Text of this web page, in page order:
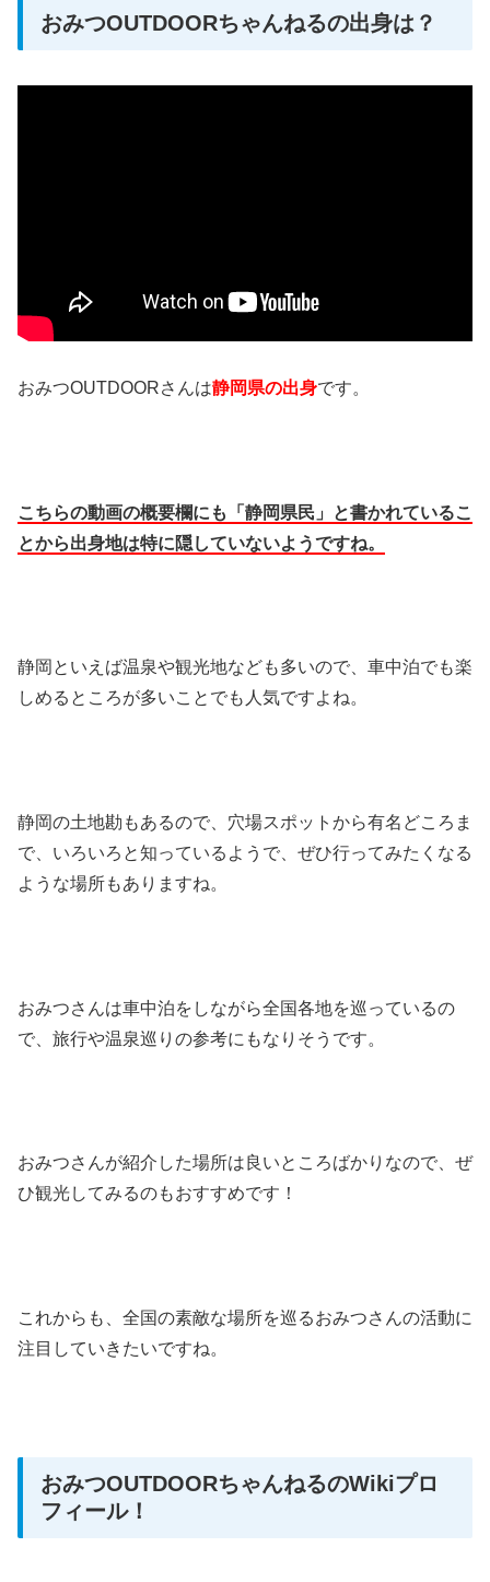
おみつOUTDOORちゃんねるの出身は？
おみつOUTDOORさんは静岡県の出身です。
こちらの動画の概要欄にも「静岡県民」と書かれているこ
とから出身地は特に隠していないようですね。
静岡といえば温泉や観光地なども多いので、車中泊でも楽
しめるところが多いことでも人気ですよね。
静岡の土地勘もあるので、穴場スポットから有名どころま
で、いろいろと知っているようで、ぜひ行ってみたくなる
ような場所もありますね。
おみつさんは車中泊をしながら全国各地を巡っているの
で、旅行や温泉巡りの参考にもなりそうです。
おみつさんが紹介した場所は良いところばかりなので、ぜ
ひ観光してみるのもおすすめです！
これからも、全国の素敵な場所を巡るおみつさんの活動に
注目していきたいですね。
おみつOUTDOORちゃんねるのWikiプロ
フィール！